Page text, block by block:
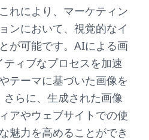
れにより、マーケティン
ンにおいて、視覚的なイ
が可能です。AIによる画
ィブなプロセスを加速
テーマに基づいた画像を
らに、生成された画像
アやウェブサイトでの使
魅力を高めることができ